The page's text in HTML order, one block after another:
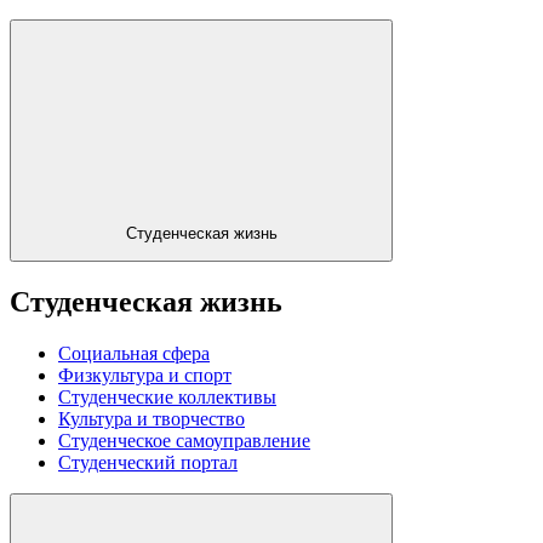
Студенческая жизнь
Студенческая жизнь
Социальная сфера
Физкультура и спорт
Студенческие коллективы
Культура и творчество
Студенческое самоуправление
Студенческий портал